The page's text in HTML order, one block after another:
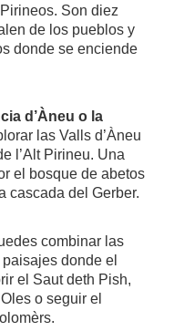
Son diez
de los pueblos y
donde se enciende
d’Àneu o la
las Valls d’Àneu
l’Alt Pirineu. Una
el bosque de abetos
cascada del Gerber.
combinar las
donde el
el Saut deth Pish,
o seguir el